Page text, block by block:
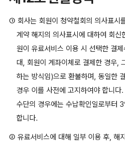
① 회사는 회원이 청약철회의 의사표시
계약 해지의 의사표시에 대하여 회신
원이 유료서비스 이용 시 선택한 결
대, 회원이 계좌이체로 결제한 경우,
하는 방식임)으로 환불하며, 동일한
경우 이를 사전에 고지하여야 합니다
수단의 경우에는 수납확인일로부터
합니다.
② 유료서비스에 대해 일부 이용 후, 해